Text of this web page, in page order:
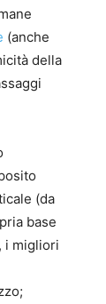
(anche
della
(da
base
i migliori